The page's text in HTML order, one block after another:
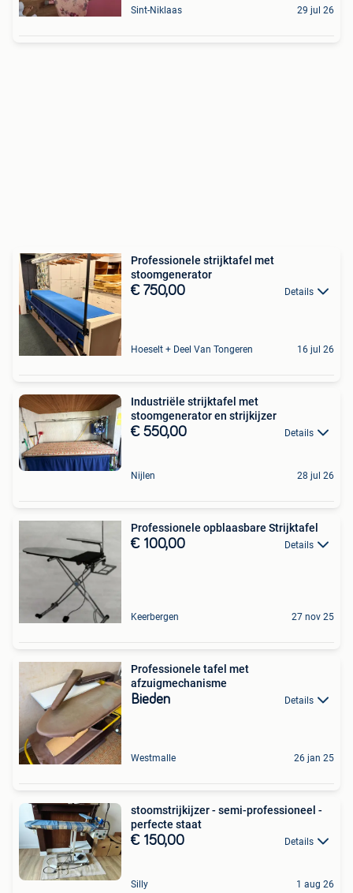
Sint-Niklaas 29 jul 26
Professionele strijktafel met
stoomgenerator
€ 750,00 Details
Hoeselt + Deel Van Tongeren 16 jul 26
Industriële strijktafel met
stoomgenerator en strijkijzer
€ 550,00 Details
Nijlen 28 jul 26
Professionele opblaasbare Strijktafel
€ 100,00 Details
Keerbergen 27 nov 25
Professionele tafel met
afzuigmechanisme
Bieden Details
Westmalle 26 jan 25
stoomstrijkijzer - semi-professioneel -
perfecte staat
€ 150,00 Details
Silly 1 aug 26